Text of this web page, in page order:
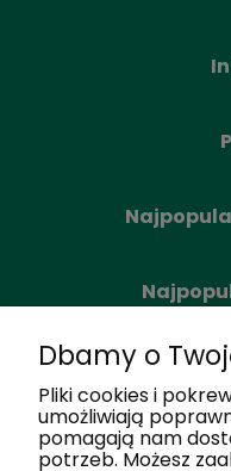
Dbamy o
Pliki cookies i
umożliwiają
pomagają nam
potrzeb. Możesz